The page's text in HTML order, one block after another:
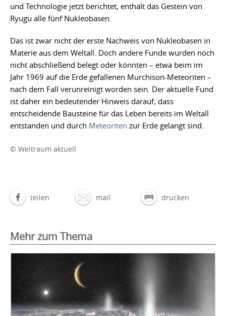
und Technologie jetzt berichtet, enthält das Gestein von
Ryugu alle fünf Nukleobasen.
Das ist zwar nicht der erste Nachweis von Nukleobasen in
Materie aus dem Weltall. Doch andere Funde wurden noch
nicht abschließend belegt oder könnten – etwa beim im
Jahr 1969 auf die Erde gefallenen Murchison-Meteoriten –
nach dem Fall verunreinigt worden sein. Der aktuelle Fund
ist daher ein bedeutender Hinweis darauf, dass
entscheidende Bausteine für das Leben bereits im Weltall
entstanden und durch Meteoriten zur Erde gelangt sind.
© Weltraum aktuell
teilen mail drucken
Mehr zum Thema